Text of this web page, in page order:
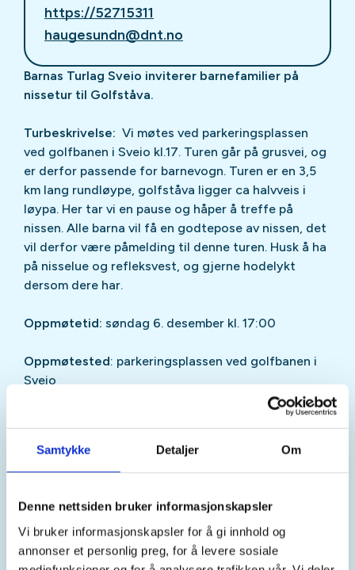
Samtykke Detaljer Om
Denne nettsiden bruker informasjonskapsler
Vi bruker informasjonskapsler for å gi innhold og
annonser et personlig preg, for å levere sosiale
https://52715311
haugesundn@dnt.no
Barnas Turlag Sveio inviterer barnefamilier på
nissetur til Golfståva.
Turbeskrivelse: Vi møtes ved parkeringsplassen
ved golfbanen i Sveio kl.17. Turen går på grusvei, og
er derfor passende for barnevogn. Turen er en 3,5
km lang rundløype, golfståva ligger ca halvveis i
løypa. Her tar vi en pause og håper å treffe på
nissen. Alle barna vil få en godtepose av nissen, det
vil derfor være påmelding til denne turen. Husk å ha
på nisselue og refleksvest, og gjerne hodelykt
dersom dere har.
Oppmøtetid: søndag 6. desember kl. 17:00
Oppmøtested: parkeringsplassen ved golfbanen i
Sveio
Stigning: 50 m
Gradering:Lette dagsturer på merkede ruter, eller
arrangementer for alle.